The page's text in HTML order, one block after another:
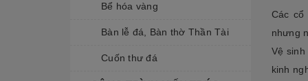
Bể hóa vàng
Bàn lễ đá, Bàn thờ Thần Tài
Cuốn thư đá
Các
nhưng
Vệ
kinh